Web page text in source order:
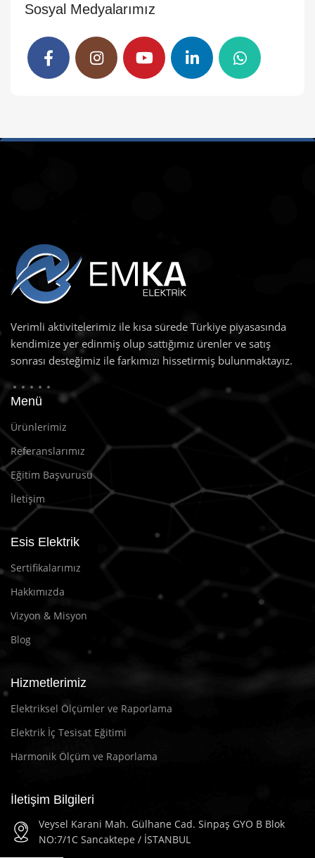
Sosyal Medyalarımız
Verimli aktivitelerimiz ile kısa sürede Türkiye piyasasında
kendimize yer edinmiş olup sattığımız ürenler ve satış
sonrası desteğimiz ile farkımızı hissetirmiş bulunmaktayız.
Menü
Ürünlerimiz
Referanslarımız
Eğitim Başvurusu
İletişim
Esis Elektrik
Sertifikalarımız
Hakkımızda
Vizyon & Misyon
Blog
Hizmetlerimiz
Elektriksel Ölçümler ve Raporlama
Elektrik İç Tesisat Eğitimi
Harmonik Ölçüm ve Raporlama
İletişim Bilgileri
Veysel Karani Mah. Gülhane Cad. Sinpaş GYO B Blok
NO:7/1C Sancaktepe / İSTANBUL